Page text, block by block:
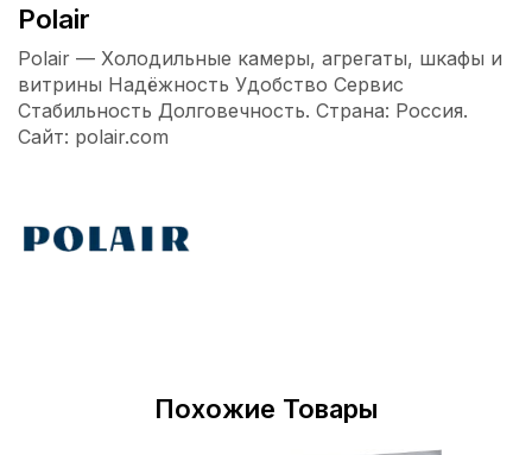
Polair
Polair — Холодильные камеры, агрегаты, шкафы и
витрины Надёжность Удобство Сервис
Стабильность Долговечность. Страна: Россия.
Сайт: polair.com
Похожие Товары